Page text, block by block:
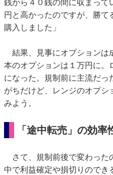
銭から４０銭の間に収まって
円と高かったのですが、勝て
購入しました」
結果、見事にオプションは
本のオプションは１万円に。
になった。規制前に主流だっ
がちだけど、レンジのオプシ
みよう。
「途中転売」の効率
さて、規制前後で変わった
中で利益確定や損切りのでき